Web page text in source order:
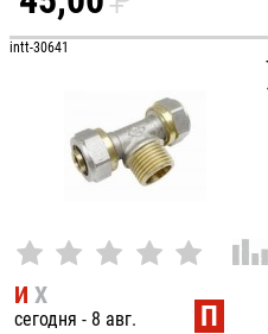
УБ.
intt-30641
И Х
сегодня - 8 авг. П